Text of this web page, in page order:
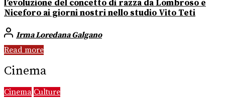
l’evoluzione del concetto di razza da Lombroso e
Niceforo ai giorni nostri nello studio Vito Teti
Irma Loredana Galgano
Read more
Cinema
Cinema Culture